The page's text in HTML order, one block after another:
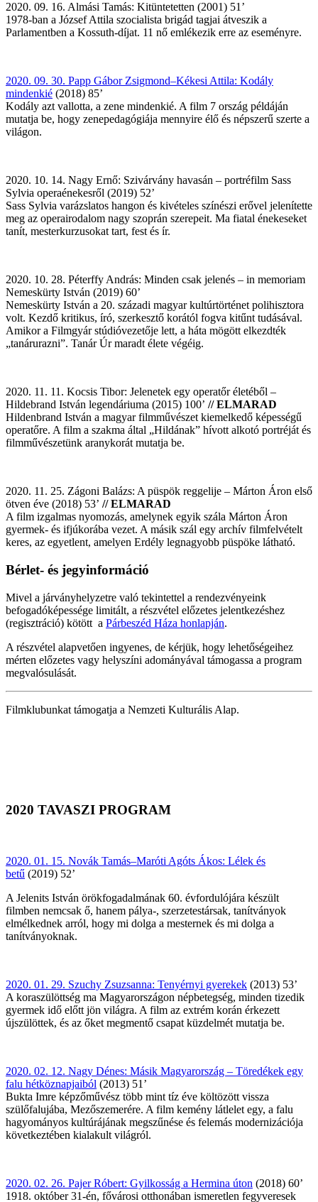
2020. 09. 16. Almási Tamás: Kitüntetetten (2001) 51’
1978-ban a József Attila szocialista brigád tagjai átveszik a
Parlamentben a Kossuth-díjat. 11 nő emlékezik erre az eseményre.
2020. 09. 30. Papp Gábor Zsigmond–Kékesi Attila: Kodály
mindenkié (2018) 85’
Kodály azt vallotta, a zene mindenkié. A film 7 ország példáján
mutatja be, hogy zenepedagógiája mennyire élő és népszerű szerte a
világon.
2020. 10. 14. Nagy Ernő: Szivárvány havasán – portréfilm Sass
Sylvia operaénekesről (2019) 52’
Sass Sylvia varázslatos hangon és kivételes színészi erővel jelenítette
meg az operairodalom nagy szoprán szerepeit. Ma fiatal énekeseket
tanít, mesterkurzusokat tart, fest és ír.
2020. 10. 28. Péterffy András: Minden csak jelenés – in memoriam
Nemeskürty István (2019) 60’
Nemeskürty István a 20. századi magyar kultúrtörténet polihisztora
volt. Kezdő kritikus, író, szerkesztő korától fogva kitűnt tudásával.
Amikor a Filmgyár stúdióvezetője lett, a háta mögött elkezdték
„tanárurazni”. Tanár Úr maradt élete végéig.
2020. 11. 11. Kocsis Tibor: Jelenetek egy operatőr életéből –
Hildebrand István legendáriuma (2015) 100’ // ELMARAD
Hildenbrand István a magyar filmművészet kiemelkedő képességű
operatőre. A film a szakma által „Hildának” hívott alkotó portréját és
filmművészetünk aranykorát mutatja be.
2020. 11. 25. Zágoni Balázs: A püspök reggelije – Márton Áron első
ötven éve (2018) 53’ // ELMARAD
A film izgalmas nyomozás, amelynek egyik szála Márton Áron
gyermek- és ifjúkorába vezet. A másik szál egy archív filmfelvételt
keres, az egyetlent, amelyen Erdély legnagyobb püspöke látható.
Bérlet- és jegyinformáció
Mivel a járványhelyzetre való tekintettel a rendezvényeink
befogadóképessége limitált, a részvétel előzetes jelentkezéshez
(regisztráció) kötött a Párbeszéd Háza honlapján.
A részvétel alapvetően ingyenes, de kérjük, hogy lehetőségeihez
mérten előzetes vagy helyszíni adományával támogassa a program
megvalósulását.
Filmklubunkat támogatja a Nemzeti Kulturális Alap.
2020 TAVASZI PROGRAM
2020. 01. 15. Novák Tamás–Maróti Agóts Ákos: Lélek és
betű (2019) 52’
A Jelenits István örökfogadalmának 60. évfordulójára készült
filmben nemcsak ő, hanem pálya-, szerzetestársak, tanítványok
elmélkednek arról, hogy mi dolga a mesternek és mi dolga a
tanítványoknak.
2020. 01. 29. Szuchy Zsuzsanna: Tenyérnyi gyerekek (2013) 53’
A koraszülöttség ma Magyarországon népbetegség, minden tizedik
gyermek idő előtt jön világra. A film az extrém korán érkezett
újszülöttek, és az őket megmentő csapat küzdelmét mutatja be.
2020. 02. 12. Nagy Dénes: Másik Magyarország – Töredékek egy
falu hétköznapjaiból (2013) 51’
Bukta Imre képzőművész több mint tíz éve költözött vissza
szülőfalujába, Mezőszemerére. A film kemény látlelet egy, a falu
hagyományos kultúrájának megszűnése és felemás modernizációja
következtében kialakult világról.
2020. 02. 26. Pajer Róbert: Gyilkosság a Hermina úton (2018) 60’
1918. október 31-én, fővárosi otthonában ismeretlen fegyveresek